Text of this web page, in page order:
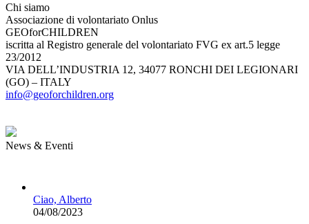
Chi siamo
Associazione di volontariato Onlus
GEOforCHILDREN
iscritta al Registro generale del volontariato FVG ex art.5 legge
23/2012
VIA DELL’INDUSTRIA 12, 34077 RONCHI DEI LEGIONARI
(GO) – ITALY
info@geoforchildren.org
News & Eventi
Ciao, Alberto
04/08/2023